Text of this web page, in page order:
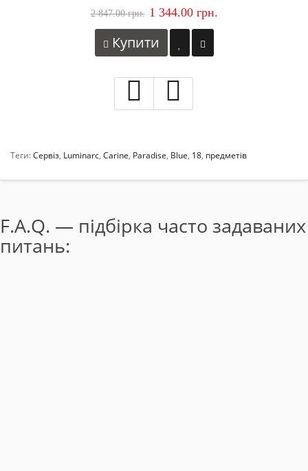
2 847.00 грн. 1 344.00 грн.
Купити
Теги:Сервіз, Luminarc, Carine, Paradise, Blue, 18, предметів
F.A.Q. — підбірка часто задаваних
питань: